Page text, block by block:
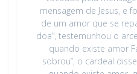
mensagem de Jesus, e
de um amor que se
doa”, testemunhou o
quando existe amor
sobrou”, o cardeal